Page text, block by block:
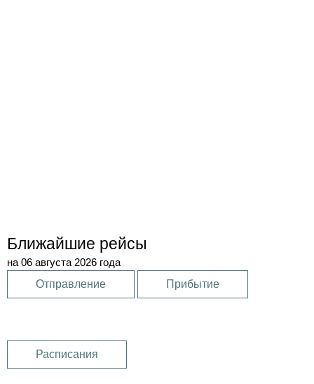
Ближайшие рейсы
на 06 августа 2026 года
Отправление
Прибытие
Расписания